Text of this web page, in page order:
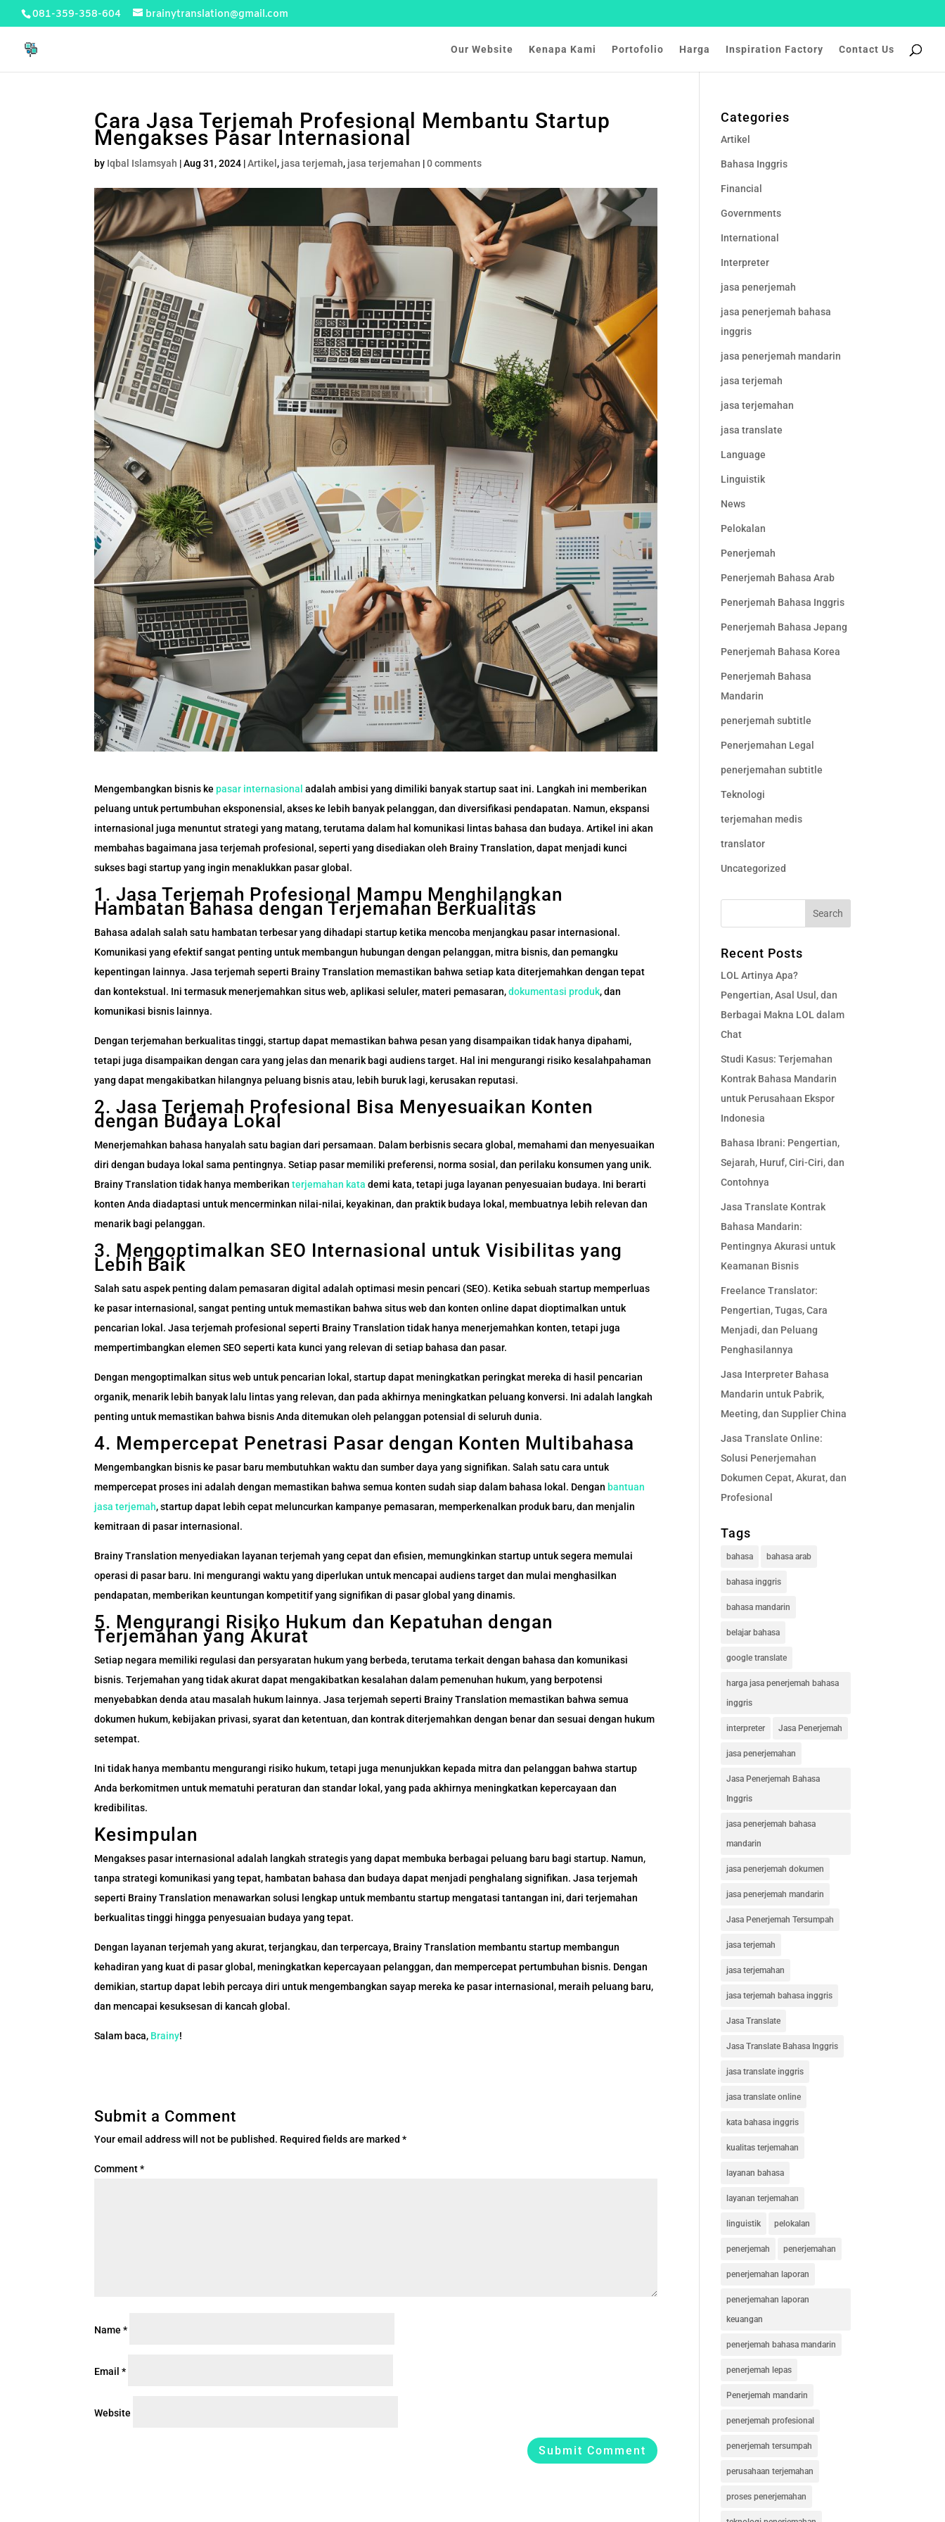
081-359-358-604 brainytranslation@gmail.com
Our Website Kenapa Kami Portofolio Harga Inspiration Factory Contact Us
Cara Jasa Terjemah Profesional Membantu Startup
Mengakses Pasar Internasional
by Iqbal Islamsyah |Aug 31, 2024 |Artikel , jasa terjemah, jasa terjemahan |0 comments
Mengembangkan bisnis kepasar internasional adalah ambisi yang dimiliki banyak startup saat ini. Langkah ini memberikan
peluang untuk pertumbuhan eksponensial, akses ke lebih banyak pelanggan, dan diversifikasi pendapatan. Namun, ekspansi
internasional juga menuntut strategi yang matang, terutama dalam hal komunikasi lintas bahasa dan budaya. Artikel ini akan
membahas bagaimana jasa terjemah profesional, seperti yang disediakan oleh Brainy Translation, dapat menjadi kunci
sukses bagi startup yang ingin menaklukkan pasar global.
1. Jasa Terjemah Profesional Mampu Menghilangkan
Hambatan Bahasa dengan Terjemahan Berkualitas
Bahasa adalah salah satu hambatan terbesar yang dihadapi startup ketika mencoba menjangkau pasar internasional.
Komunikasi yang efektif sangat penting untuk membangun hubungan dengan pelanggan, mitra bisnis, dan pemangku
kepentingan lainnya. Jasa terjemah seperti Brainy Translation memastikan bahwa setiap kata diterjemahkan dengan tepat
dan kontekstual. Ini termasuk menerjemahkan situs web, aplikasi seluler, materi pemasaran,dokumentasi produk, dan
komunikasi bisnis lainnya.
Dengan terjemahan berkualitas tinggi, startup dapat memastikan bahwa pesan yang disampaikan tidak hanya dipahami,
tetapi juga disampaikan dengan cara yang jelas dan menarik bagi audiens target. Hal ini mengurangi risiko kesalahpahaman
yang dapat mengakibatkan hilangnya peluang bisnis atau, lebih buruk lagi, kerusakan reputasi.
2. Jasa Terjemah Profesional Bisa Menyesuaikan Konten
dengan Budaya Lokal
Menerjemahkan bahasa hanyalah satu bagian dari persamaan. Dalam berbisnis secara global, memahami dan menyesuaikan
diri dengan budaya lokal sama pentingnya. Setiap pasar memiliki preferensi, norma sosial, dan perilaku konsumen yang unik.
Brainy Translation tidak hanya memberikanterjemahan kata demi kata, tetapi juga layanan penyesuaian budaya. Ini berarti
konten Anda diadaptasi untuk mencerminkan nilai-nilai, keyakinan, dan praktik budaya lokal, membuatnya lebih relevan dan
menarik bagi pelanggan.
3. Mengoptimalkan SEO Internasional untuk Visibilitas yang
Lebih Baik
Salah satu aspek penting dalam pemasaran digital adalah optimasi mesin pencari (SEO). Ketika sebuah startup memperluas
ke pasar internasional, sangat penting untuk memastikan bahwa situs web dan konten online dapat dioptimalkan untuk
pencarian lokal. Jasa terjemah profesional seperti Brainy Translation tidak hanya menerjemahkan konten, tetapi juga
mempertimbangkan elemen SEO seperti kata kunci yang relevan di setiap bahasa dan pasar.
Dengan mengoptimalkan situs web untuk pencarian lokal, startup dapat meningkatkan peringkat mereka di hasil pencarian
organik, menarik lebih banyak lalu lintas yang relevan, dan pada akhirnya meningkatkan peluang konversi. Ini adalah langkah
penting untuk memastikan bahwa bisnis Anda ditemukan oleh pelanggan potensial di seluruh dunia.
4. Mempercepat Penetrasi Pasar dengan Konten Multibahasa
Mengembangkan bisnis ke pasar baru membutuhkan waktu dan sumber daya yang signifikan. Salah satu cara untuk
mempercepat proses ini adalah dengan memastikan bahwa semua konten sudah siap dalam bahasa lokal. Dengan bantuan
jasa terjemah, startup dapat lebih cepat meluncurkan kampanye pemasaran, memperkenalkan produk baru, dan menjalin
kemitraan di pasar internasional.
Brainy Translation menyediakan layanan terjemah yang cepat dan efisien, memungkinkan startup untuk segera memulai
operasi di pasar baru. Ini mengurangi waktu yang diperlukan untuk mencapai audiens target dan mulai menghasilkan
pendapatan, memberikan keuntungan kompetitif yang signifikan di pasar global yang dinamis.
5. Mengurangi Risiko Hukum dan Kepatuhan dengan
Terjemahan yang Akurat
Setiap negara memiliki regulasi dan persyaratan hukum yang berbeda, terutama terkait dengan bahasa dan komunikasi
bisnis. Terjemahan yang tidak akurat dapat mengakibatkan kesalahan dalam pemenuhan hukum, yang berpotensi
menyebabkan denda atau masalah hukum lainnya. Jasa terjemah seperti Brainy Translation memastikan bahwa semua
dokumen hukum, kebijakan privasi, syarat dan ketentuan, dan kontrak diterjemahkan dengan benar dan sesuai dengan hukum
setempat.
Ini tidak hanya membantu mengurangi risiko hukum, tetapi juga menunjukkan kepada mitra dan pelanggan bahwa startup
Anda berkomitmen untuk mematuhi peraturan dan standar lokal, yang pada akhirnya meningkatkan kepercayaan dan
kredibilitas.
Kesimpulan
Mengakses pasar internasional adalah langkah strategis yang dapat membuka berbagai peluang baru bagi startup. Namun,
tanpa strategi komunikasi yang tepat, hambatan bahasa dan budaya dapat menjadi penghalang signifikan. Jasa terjemah
seperti Brainy Translation menawarkan solusi lengkap untuk membantu startup mengatasi tantangan ini, dari terjemahan
berkualitas tinggi hingga penyesuaian budaya yang tepat.
Dengan layanan terjemah yang akurat, terjangkau, dan terpercaya, Brainy Translation membantu startup membangun
kehadiran yang kuat di pasar global, meningkatkan kepercayaan pelanggan, dan mempercepat pertumbuhan bisnis. Dengan
demikian, startup dapat lebih percaya diri untuk mengembangkan sayap mereka ke pasar internasional, meraih peluang baru,
dan mencapai kesuksesan di kancah global.
Salam baca, Brainy!
Submit a Comment
Your email address will not be published. Required fields are marked*
Comment*
Name*
Email*
Website
Categories
Artikel
Bahasa Inggris
Financial
Governments
International
Interpreter
jasa penerjemah
jasa penerjemah bahasa
inggris
jasa penerjemah mandarin
jasa terjemah
jasa terjemahan
jasa translate
Language
Linguistik
News
Pelokalan
Penerjemah
Penerjemah Bahasa Arab
Penerjemah Bahasa Inggris
Penerjemah Bahasa Jepang
Penerjemah Bahasa Korea
Penerjemah Bahasa
Mandarin
penerjemah subtitle
Penerjemahan Legal
penerjemahan subtitle
Teknologi
terjemahan medis
translator
Uncategorized
Recent Posts
LOL Artinya Apa?
Pengertian, Asal Usul, dan
Berbagai Makna LOL dalam
Chat
Studi Kasus: Terjemahan
Kontrak Bahasa Mandarin
untuk Perusahaan Ekspor
Indonesia
Bahasa Ibrani: Pengertian,
Sejarah, Huruf, Ciri-Ciri, dan
Contohnya
Jasa Translate Kontrak
Bahasa Mandarin:
Pentingnya Akurasi untuk
Keamanan Bisnis
Freelance Translator:
Pengertian, Tugas, Cara
Menjadi, dan Peluang
Penghasilannya
Jasa Interpreter Bahasa
Mandarin untuk Pabrik,
Meeting, dan Supplier China
Jasa Translate Online:
Solusi Penerjemahan
Dokumen Cepat, Akurat, dan
Profesional
Tags
bahasa bahasa arab
bahasa inggris
bahasa mandarin
belajar bahasa
google translate
harga jasa penerjemah bahasa
inggris
interpreter Jasa Penerjemah
jasa penerjemahan
Jasa Penerjemah Bahasa
Inggris
jasa penerjemah bahasa
mandarin
jasa penerjemah dokumen
jasa penerjemah mandarin
Jasa Penerjemah Tersumpah
jasa terjemah
jasa terjemahan
jasa terjemah bahasa inggris
Jasa Translate
Jasa Translate Bahasa Inggris
jasa translate inggris
jasa translate online
kata bahasa inggris
kualitas terjemahan
layanan bahasa
layanan terjemahan
linguistik pelokalan
penerjemah penerjemahan
penerjemahan laporan
penerjemahan laporan
keuangan
penerjemah bahasa mandarin
penerjemah lepas
Penerjemah mandarin
penerjemah profesional
penerjemah tersumpah
perusahaan terjemahan
proses penerjemahan